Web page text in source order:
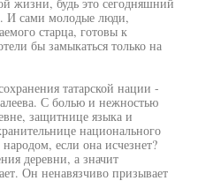
И сами молодые люди,
старца, готовы к
бы замыкаться только на
татарской нации -
С болью и нежностью
защитнице языка и
национального
если она исчезнет?
деревни, а значит
Он ненавязчиво призывает